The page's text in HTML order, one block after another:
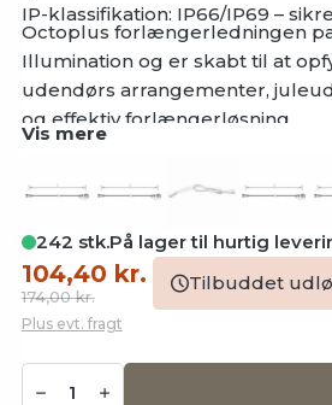
IP-klassifikation: IP66/IP69 –
Octoplus forlængerledningen
Illumination og er skabt til at
udendørs arrangementer,
og effektiv forlængerløsning.
Vis mere
242 stk.På lager til hurtig
174,00kr.
Den
oprindelige
pris
var:
174,00 kr..
104,40 kr.
Den
aktuelle
pris
er:
104,40 kr..
Tilbuddet
Plus evt. fragt
Octoplus
forlænger,